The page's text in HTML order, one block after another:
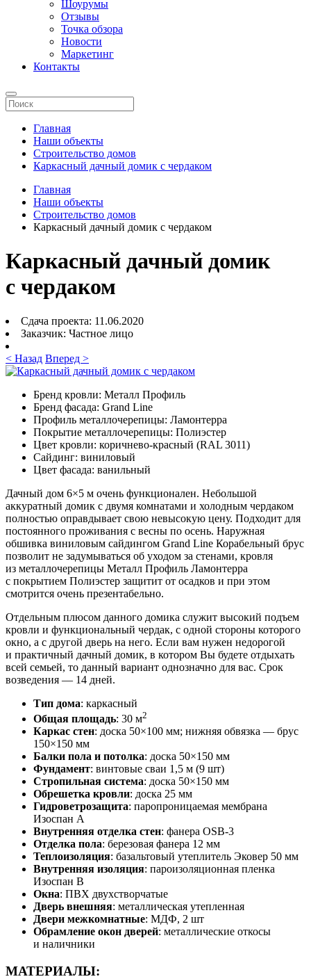
Шоурумы
Отзывы
Точка обзора
Новости
Маркетинг
Контакты
Главная
Наши объекты
Строительство домов
Каркасный дачный домик с чердаком
Главная
Наши объекты
Строительство домов
Каркасный дачный домик с чердаком
Каркасный дачный домик
с чердаком
Сдача проекта: 11.06.2020
Заказчик: Частное лицо
< Назад Вперед >
Бренд кровли: Металл Профиль
Бренд фасада: Grand Line
Профиль металлочерепицы: Ламонтерра
Покрытие металлочерепицы: Полиэстер
Цвет кровли: коричнево-красный (RAL 3011)
Сайдинг: виниловый
Цвет фасада: ванильный
Дачный дом 6×5 м очень функционален. Небольшой
аккуратный домик с двумя комнатами и холодным чердаком
полностью оправдывает свою невысокую цену. Подходит для
постоянного проживания с весны по осень. Наружная
обшивка виниловым сайдингом Grand Line Корабельный брус
позволит не задумываться об уходом за стенами, кровля
из металлочерепицы Металл Профиль Ламонтерра
с покрытием Полиэстер защитит от осадков и при этом
смотрится очень презентабельно.
Отдельным плюсом данного домика служит высокий подъем
кровли и функциональный чердак, с одной стороны которого
окно, а с другой дверь на него. Если вам нужен недорогой
и практичный дачный домик, в котором Вы будете отдыхать
всей семьей, то данный вариант однозначно для вас. Срок
возведения — 14 дней.
Тип дома: каркасный
Общая площадь: 30 м2
Каркас стен: доска 50×100 мм; нижняя обвязка — брус
150×150 мм
Балки пола и потолка: доска 50×150 мм
Фундамент: винтовые сваи 1,5 м (9 шт)
Стропильная система: доска 50×150 мм
Обрешетка кровли: доска 25 мм
Гидроветрозащита: паропроницаемая мембрана
Изоспан А
Внутренняя отделка стен: фанера OSB-3
Отделка пола: березовая фанера 12 мм
Теплоизоляция: базальтовый утеплитель Эковер 50 мм
Внутренняя изоляция: пароизоляционная пленка
Изоспан В
Окна: ПВХ двухстворчатые
Дверь внешняя: металлическая утепленная
Двери межкомнатные: МДФ, 2 шт
Обрамление окон дверей: металлические откосы
и наличники
МАТЕРИАЛЫ: